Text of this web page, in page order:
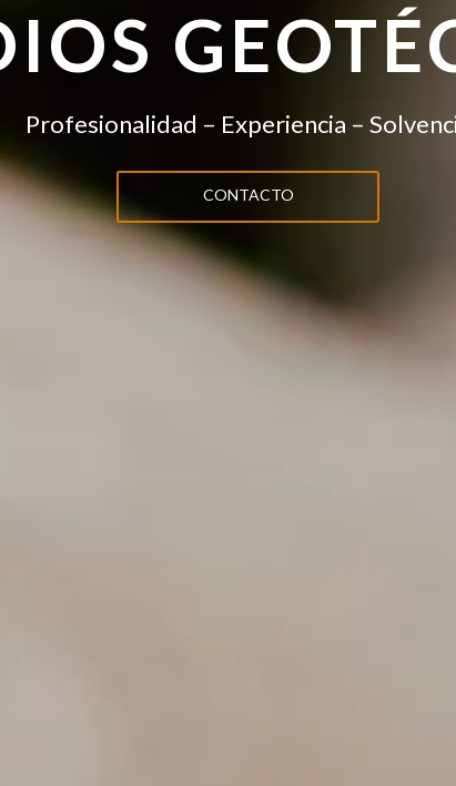
Profesionalidad – Experiencia –
CONTACTO